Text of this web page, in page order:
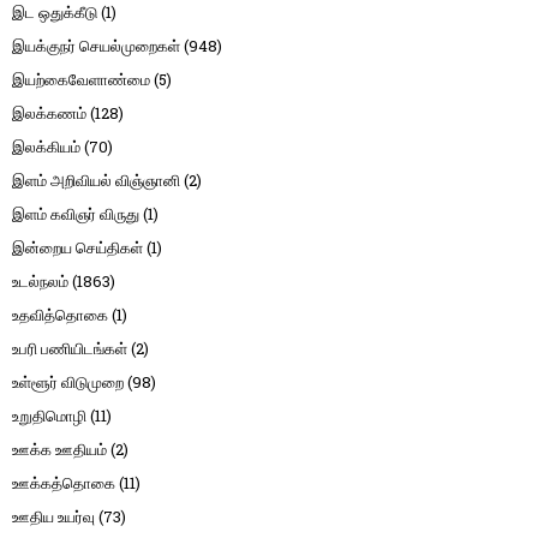
இட ஒதுக்கீடு(1)
இயக்குநர் செயல்முறைகள்(948)
இயற்கைவேளாண்மை(5)
இலக்கணம்(128)
இலக்கியம்(70)
இளம் அறிவியல் விஞ்ஞானி(2)
இளம் கவிஞர் விருது(1)
இன்றைய செய்திகள்(1)
உடல்நலம்(1863)
உதவித்தொகை(1)
உபரி பணியிடங்கள்(2)
உள்ளூர் விடுமுறை(98)
உறுதிமொழி(11)
ஊக்க ஊதியம்(2)
ஊக்கத்தொகை(11)
ஊதிய உயர்வு (73)